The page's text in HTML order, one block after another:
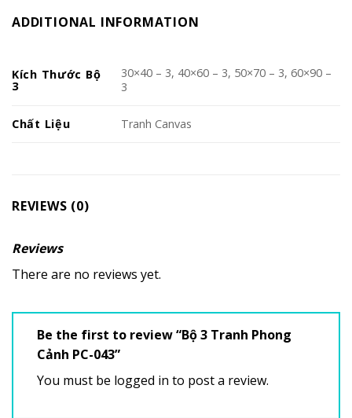
ADDITIONAL INFORMATION
Kích Thước Bộ
3
30×40 – 3, 40×60 – 3, 50×70 – 3, 60×90 –
3
Chất Liệu Tranh Canvas
REVIEWS (0)
Reviews
There are no reviews yet.
Be the first to review “Bộ 3 Tranh Phong
Cảnh PC-043”
You must be logged in to post a review.